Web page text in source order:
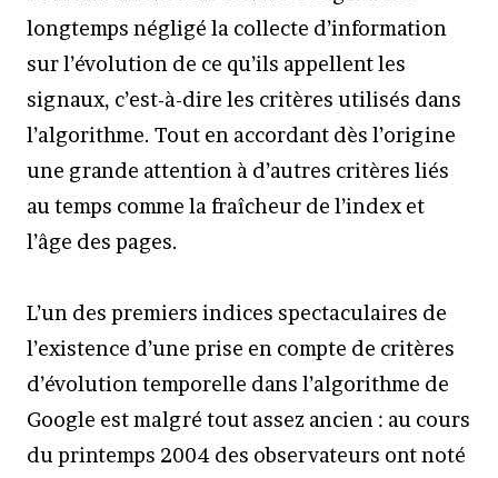
longtemps négligé la collecte d’information
sur l’évolution de ce qu’ils appellent les
signaux, c’est-à-dire les critères utilisés dans
l’algorithme. Tout en accordant dès l’origine
une grande attention à d’autres critères liés
au temps comme la fraîcheur de l’index et
l’âge des pages.
L’un des premiers indices spectaculaires de
l’existence d’une prise en compte de critères
d’évolution temporelle dans l’algorithme de
Google est malgré tout assez ancien : au cours
du printemps 2004 des observateurs ont noté